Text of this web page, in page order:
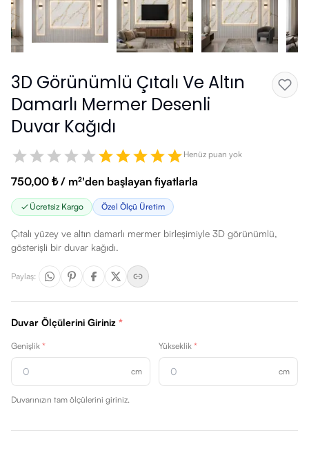
3D Görünümlü Çıtalı Ve Altın
Damarlı Mermer Desenli
Duvar Kağıdı
Henüz puan yok
750,00 ₺ / m²'den başlayan fiyatlarla
Ücretsiz Kargo Özel Ölçü Üretim
Çıtalı yüzey ve altın damarlı mermer birleşimiyle 3D görünümlü,
gösterişli bir duvar kağıdı.
Paylaş:
Duvar Ölçülerini Giriniz *
Genişlik *
cm
Yükseklik *
cm
Duvarınızın tam ölçülerini giriniz.